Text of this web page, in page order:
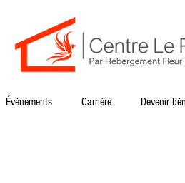
Événements Carrière Devenir